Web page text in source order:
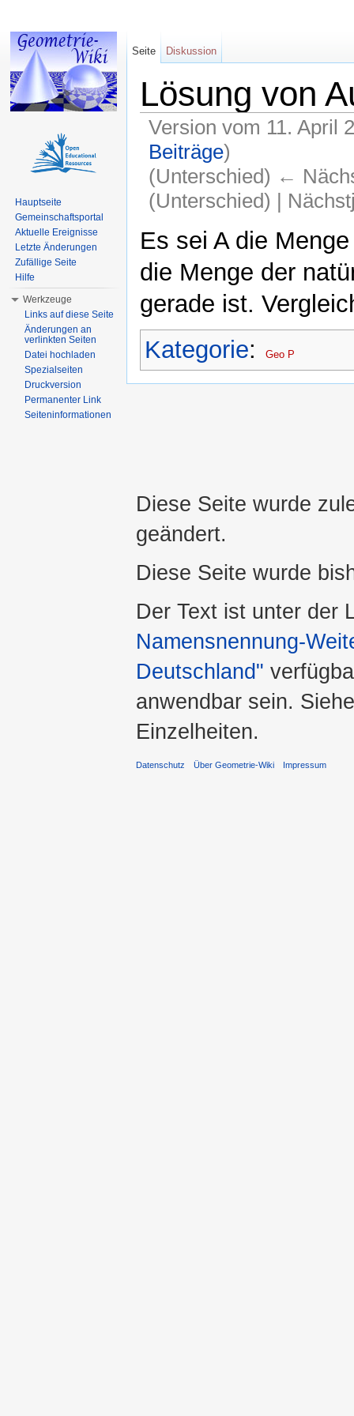
Lösung von
Version vom 11. April
Beiträge)
(Unterschied) ←
(Unterschied) |
Es sei A die
die Menge der
gerade ist.
Kategorie: Geo P
Seite Diskussion
Hauptseite
Gemeinschaftsportal
Aktuelle Ereignisse
Letzte Änderungen
Zufällige Seite
Hilfe
Werkzeuge
Links auf diese Seite
Änderungen an
verlinkten Seiten
Datei hochladen
Spezialseiten
Druckversion
Permanenter Link
Seiteninformationen
Diese Seite wurde
geändert.
Diese Seite wurde
Der Text ist unter der
Namensnennung-
Deutschland"
anwendbar sein.
Einzelheiten.
Datenschutz Über Geometrie-Wiki Impressum